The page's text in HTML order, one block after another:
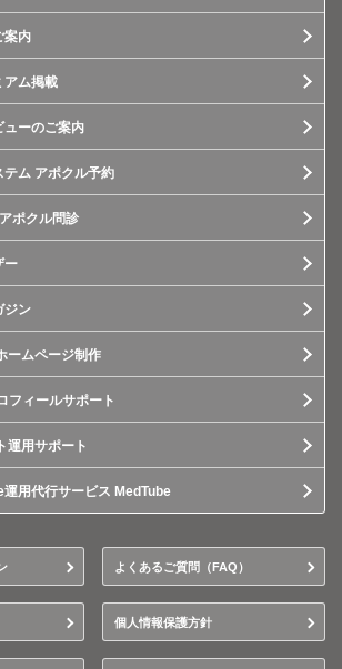
案内
アム掲載
ューのご案内
テム アポクル予約
ポクル問診
ー
ジン
ームページ制作
フィールサポート
運用サポート
用代行サービス MedTube
よくあるご質問（FAQ）
個人情報保護方針